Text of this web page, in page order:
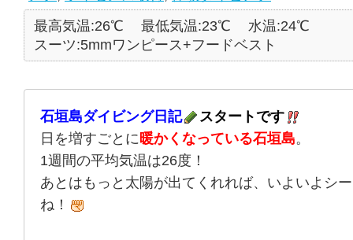
最高気温:26℃
最低気温:23℃
水温:24℃
スーツ:5mmワンピース+フードベスト
石垣島ダイビング日記
スタートです
日を増すごとに暖かくなっている石垣島。
1週間の平均気温は26度！
あとはもっと太陽が出てくれれば、いよいよシ
ね！